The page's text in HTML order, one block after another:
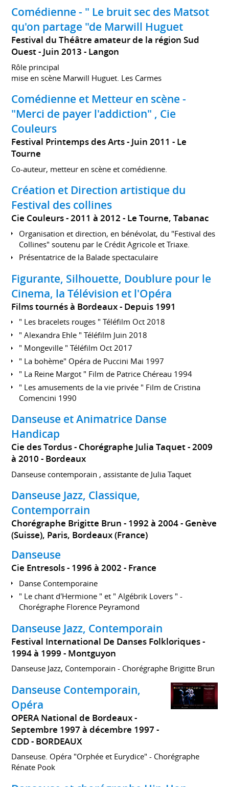
Comédienne - " Le bruit sec des Matsot
qu'on partage "de Marwill Huguet
Festival du Théâtre amateur de la région Sud
Ouest
Juin 2013 Langon
Rôle principal
mise en scène Marwill Huguet. Les Carmes
Comédienne et Metteur en scène -
"Merci de payer l'addiction" , Cie
Couleurs
Festival Printemps des Arts Juin 2011 Le
Tourne
Co-auteur, metteur en scène et comédienne.
Création et Direction artistique du
Festival des collines
Cie Couleurs 2011 à 2012 Le Tourne, Tabanac
Organisation et direction, en bénévolat, du "Festival des
Collines" soutenu par le Crédit Agricole et Triaxe.
Présentatrice de la Balade spectaculaire
Figurante, Silhouette, Doublure pour le
Cinema, la Télévision et l'Opéra
Films tournés à Bordeaux Depuis 1991
" Les bracelets rouges " Téléfilm Oct 2018
" Alexandra Ehle " Téléfilm Juin 2018
" Mongeville " Téléfilm Oct 2017
" La bohème" Opéra de Puccini Mai 1997
" La Reine Margot " Film de Patrice Chéreau 1994
" Les amusements de la vie privée " Film de Cristina
Comencini 1990
Danseuse et Animatrice Danse
Handicap
Cie des Tordus - Chorégraphe Julia Taquet
2009
à 2010 Bordeaux
Danseuse contemporain , assistante de Julia Taquet
Danseuse Jazz, Classique,
Contemporrain
Chorégraphe Brigitte Brun 1992 à 2004 Genève
(Suisse), Paris, Bordeaux (France)
Danseuse
Cie Entresols 1996 à 2002 France
Danse Contemporaine
" Le chant d'Hermione " et " Algébrik Lovers " -
Chorégraphe Florence Peyramond
Danseuse Jazz, Contemporain
Festival International De Danses Folkloriques
1994 à 1999 Montguyon
Danseuse Jazz, Contemporain - Chorégraphe Brigitte Brun
Danseuse Contemporain,
Opéra
OPERA National de Bordeaux
Septembre 1997 à décembre 1997
CDD
BORDEAUX
Danseuse. Opéra "Orphée et Eurydice" - Chorégraphe
Rénate Pook